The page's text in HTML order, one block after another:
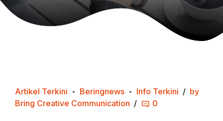
Artikel Terkini Beringnews Info Terkini
by
Bring Creative Communication
0